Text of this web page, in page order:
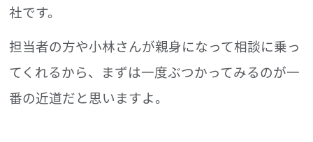
社です。
担当者の方や小林さんが親身になって相談に乗っ
てくれるから、まずは一度ぶつかってみるのが一
番の近道だと思いますよ。